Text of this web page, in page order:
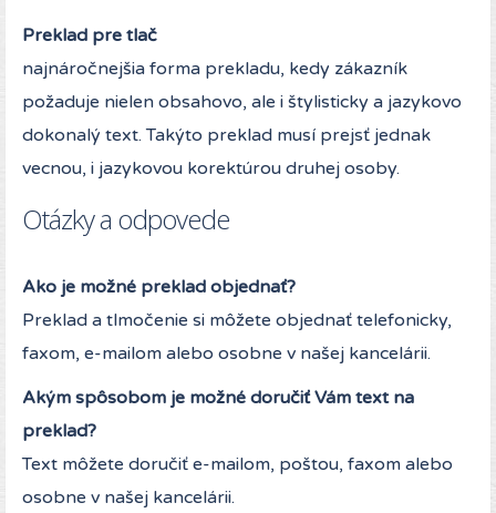
Preklad pre tlač
najnáročnejšia forma prekladu, kedy zákazník
požaduje nielen obsahovo, ale i štylisticky a jazykovo
dokonalý text. Takýto preklad musí prejsť jednak
vecnou, i jazykovou korektúrou druhej osoby.
Otázky a odpovede
Ako je možné preklad objednať?
Preklad a tlmočenie si môžete objednať telefonicky,
faxom, e-mailom alebo osobne v našej kancelárii.
Akým spôsobom je možné doručiť Vám text na
preklad?
Text môžete doručiť e-mailom, poštou, faxom alebo
osobne v našej kancelárii.